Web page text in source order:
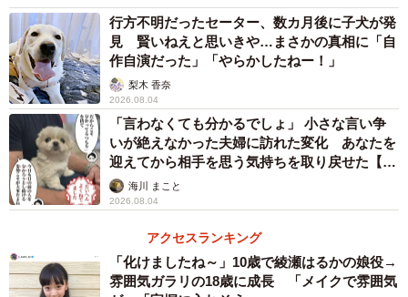
散歩中も不安げな表情を浮かべています
散歩トレーニングもなかなか大変でした。エーフは人間の
スの装着時、散歩中のスタッフのちょっとした動作にその
都度反応し、パニックに陥ります。
行方不明だったセーター、数カ月後に子犬が発
見 賢いねえと思いきや…まさかの真相に「自
作自演だった」「やらかしたねー！」
梨木 香奈
2026.08.04
「言わなくても分かるでしょ」 小さな言い争
いが絶えなかった夫婦に訪れた変化 あなたを
迎えてから相手を思う気持ちを取り戻せた【漫
画】海川 まこと
2026.08.04
アクセスランキング
「化けましたね～」10歳で綾瀬はるかの娘役→
雰囲気ガラリの18歳に成長 「メイクで雰囲気